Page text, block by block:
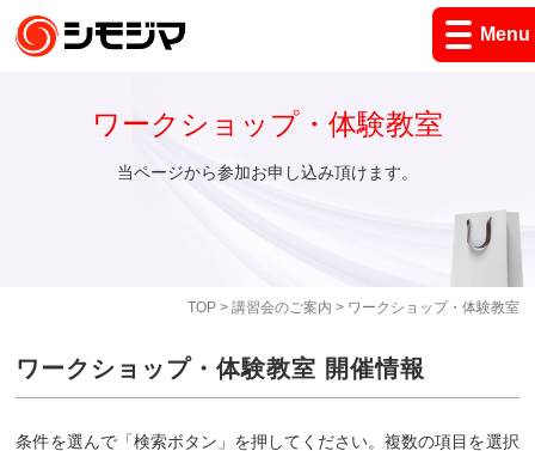
Menu
TOP> 講習会のご案内 > ワークショップ・体験教室
ワークショップ・体験教室
当ページから参加お申し込み頂けます。
ワークショップ・体験教室 開催情報
条件を選んで「検索ボタン」を押してください。複数の項目を選択